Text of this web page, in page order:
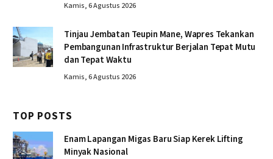
Kamis, 6 Agustus 2026
Tinjau Jembatan Teupin Mane, Wapres Tekankan
Pembangunan Infrastruktur Berjalan Tepat Mutu
dan Tepat Waktu
Kamis, 6 Agustus 2026
TOP POSTS
Enam Lapangan Migas Baru Siap Kerek Lifting
Minyak Nasional